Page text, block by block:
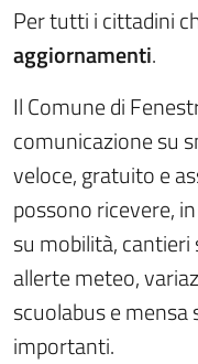
Per tutti i cittadini
aggiornamenti.
Il Comune di
comunicazione su
veloce, gratuito e
possono ricevere,
su mobilità, cantieri
allerte meteo,
scuolabus e mensa
importanti.